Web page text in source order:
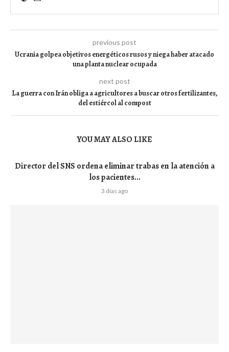
previous post
Ucrania golpea objetivos energéticos rusos y niega haber atacado
una planta nuclear ocupada
next post
La guerra con Irán obliga a agricultores a buscar otros fertilizantes,
del estiércol al compost
YOU MAY ALSO LIKE
Director del SNS ordena eliminar trabas en la atención a
los pacientes...
3 días ago